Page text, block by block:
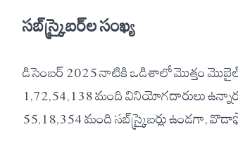
సబ్‌స్క్రైబర్‌ల సంఖ్య
డిసెంబర్ 2025 నాటికి ఒడిశాలో మొత్తం మొబైల్
1,72,54,138 మంది వినియోగదారులు
55,18,354 మంది సబ్‌స్క్రైబర్లు ఉండగా,